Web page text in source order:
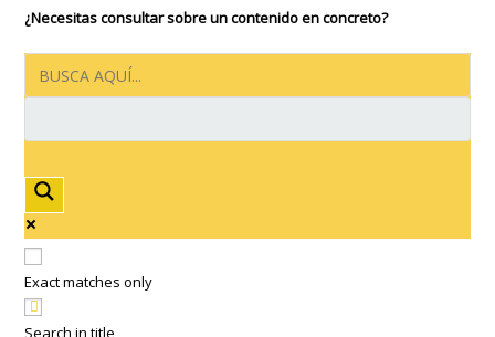
¿Necesitas consultar sobre un contenido en concreto?
Exact matches only
Search in title